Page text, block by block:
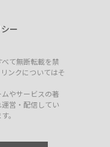
ー
て無断転載を禁
ンクについてはそ
やサービスの著
営・配信してい
。